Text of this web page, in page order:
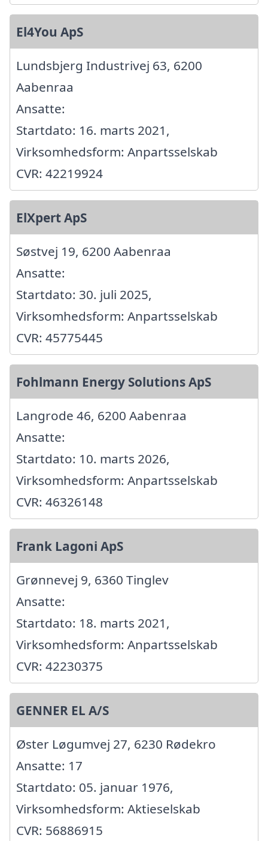
El4You ApS
Lundsbjerg Industrivej 63, 6200
Aabenraa
Ansatte:
Startdato: 16. marts 2021,
Virksomhedsform: Anpartsselskab
CVR: 42219924
ElXpert ApS
Søstvej 19, 6200 Aabenraa
Ansatte:
Startdato: 30. juli 2025,
Virksomhedsform: Anpartsselskab
CVR: 45775445
Fohlmann Energy Solutions ApS
Langrode 46, 6200 Aabenraa
Ansatte:
Startdato: 10. marts 2026,
Virksomhedsform: Anpartsselskab
CVR: 46326148
Frank Lagoni ApS
Grønnevej 9, 6360 Tinglev
Ansatte:
Startdato: 18. marts 2021,
Virksomhedsform: Anpartsselskab
CVR: 42230375
GENNER EL A/S
Øster Løgumvej 27, 6230 Rødekro
Ansatte: 17
Startdato: 05. januar 1976,
Virksomhedsform: Aktieselskab
CVR: 56886915